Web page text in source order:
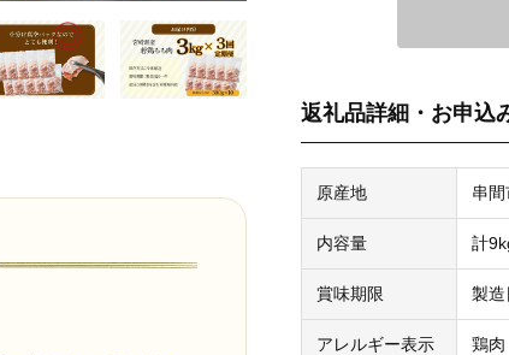
返礼品詳細・お申込
原産地 串
内容量 計
賞味期限 製造
アレルギー表示 鶏肉